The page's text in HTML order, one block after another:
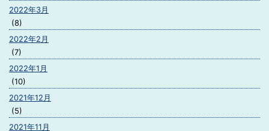
2022年3月
(8)
2022年2月
(7)
2022年1月
(10)
2021年12月
(5)
2021年11月